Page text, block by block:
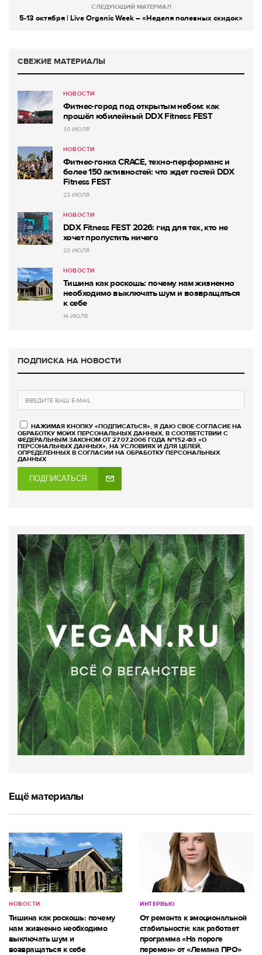
СЛЕДУЮЩИЙ МАТЕРИАЛ
5-13 октября | Live Organic Week – «Неделя полезных скидок»
СВЕЖИЕ МАТЕРИАЛЫ
НОВОСТИ
Фитнес-город под открытым небом: как
прошёл юбилейный DDX Fitness FEST
30 ИЮЛЯ
НОВОСТИ
Фитнес-гонка CRACE, техно-перформанс и
более 150 активностей: что ждет гостей DDX
Fitness FEST
23 ИЮЛЯ
НОВОСТИ
DDX Fitness FEST 2026: гид для тех, кто не
хочет пропустить ничего
20 ИЮЛЯ
НОВОСТИ
Тишина как роскошь: почему нам жизненно
необходимо выключать шум и возвращаться
к себе
14 ИЮЛЯ
ПОДПИСКА НА НОВОСТИ
НАЖИМАЯ КНОПКУ «ПОДПИСАТЬСЯ», Я ДАЮ СВОЕ СОГЛАСИЕ НА
ОБРАБОТКУ МОИХ ПЕРСОНАЛЬНЫХ ДАННЫХ, В СООТВЕТСТВИИ С
ФЕДЕРАЛЬНЫМ ЗАКОНОМ ОТ 27.07.2006 ГОДА №152-ФЗ «О
ПЕРСОНАЛЬНЫХ ДАННЫХ», НА УСЛОВИЯХ И ДЛЯ ЦЕЛЕЙ,
ОПРЕДЕЛЕННЫХ В СОГЛАСИИ НА ОБРАБОТКУ ПЕРСОНАЛЬНЫХ
ДАННЫХ
ПОДПИСАТЬСЯ
Ещё материалы
НОВОСТИ
Тишина как роскошь: почему
нам жизненно необходимо
выключать шум и
возвращаться к себе
ИНТЕРВЬЮ
От ремонта к эмоциональной
стабильности: как работает
программа «На пороге
перемен» от «Лемана ПРО»